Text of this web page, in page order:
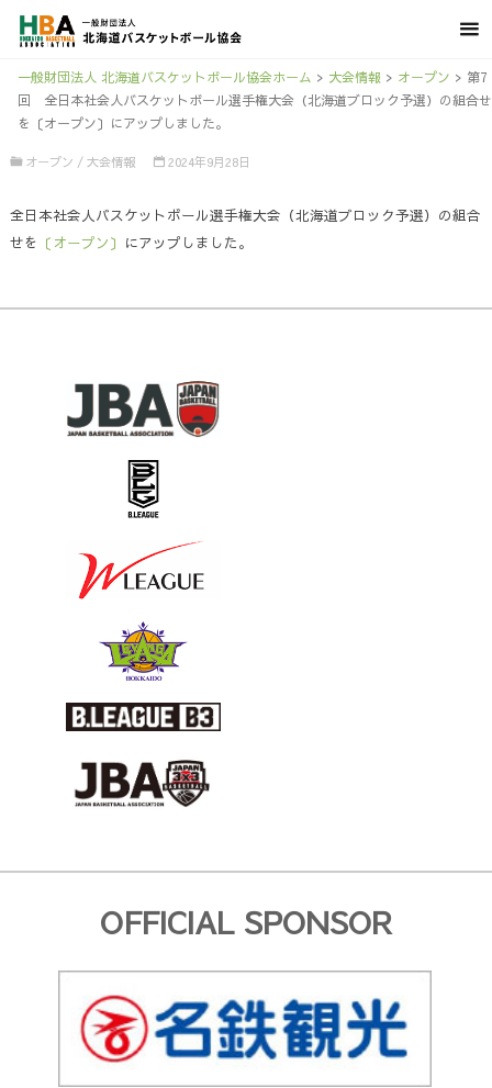
一般財団法人 北海道バスケットボール協会ホーム > 大会情報 > オープン > 第7
回 全日本社会人バスケットボール選手権大会（北海道ブロック予選）の組合せ
を〔オープン〕にアップしました。
オープン / 大会情報 2024年9月28日
全日本社会人バスケットボール選手権大会（北海道ブロック予選）の組合
せを 〔オープン〕 にアップしました。
OFFICIAL SPONSOR